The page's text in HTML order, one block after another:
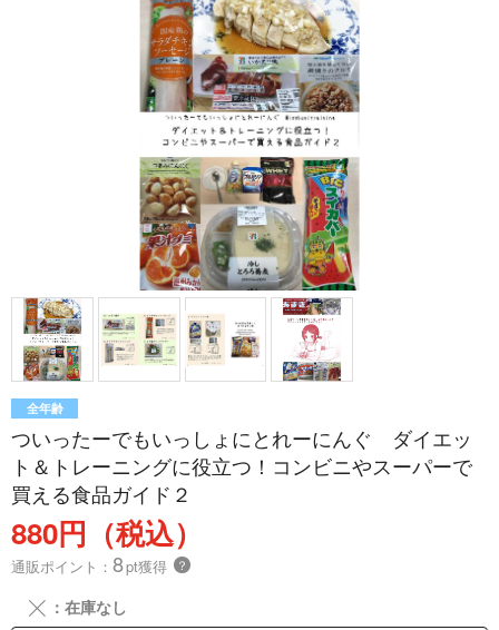
全年齢
ついったーでもいっしょにとれーにんぐ ダイエッ
ト＆トレーニングに役立つ！コンビニやスーパーで
買える食品ガイド２
880円（税込）
通販ポイント： 8pt獲得 ？
╳ ：在庫なし